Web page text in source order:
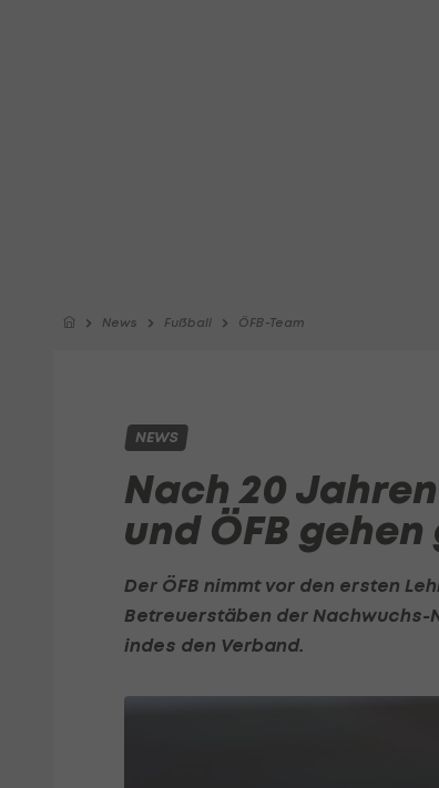
News Fußball ÖFB-Team
NEWS
Nach 20
und ÖFB
Der ÖFB nimmt vor den ersten
Betreuerstäben der
indes den Verband.